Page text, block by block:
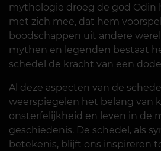
mythologie droeg de god Odin
met zich mee, dat hem
boodschappen uit andere
mythen en legenden bestaat
schedel de kracht van een
Al deze aspecten van de
weerspiegelen het belang van
onsterfelijkheid en leven in de
geschiedenis. De schedel, als
betekenis, blijft ons inspireren